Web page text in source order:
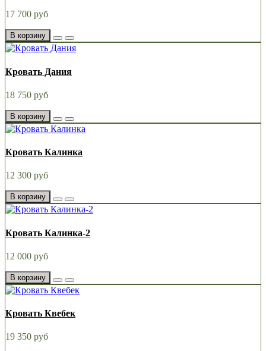
17 700 руб
В корзину
Кровать Дания
18 750 руб
В корзину
Кровать Калинка
12 300 руб
В корзину
Кровать Калинка-2
12 000 руб
В корзину
Кровать Квебек
19 350 руб